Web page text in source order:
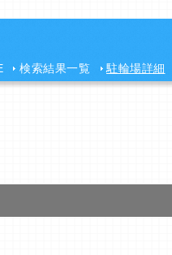
検索結果一覧 駐輪場詳細